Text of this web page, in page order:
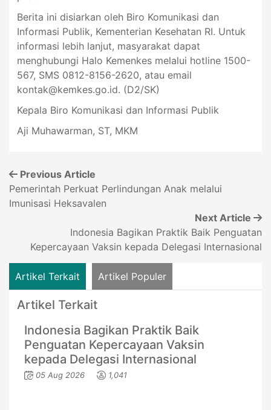
Berita ini disiarkan oleh Biro Komunikasi dan
Informasi Publik, Kementerian Kesehatan RI. Untuk
informasi lebih lanjut, masyarakat dapat
menghubungi Halo Kemenkes melalui hotline 1500-
567, SMS 0812-8156-2620, atau email
kontak@kemkes.go.id. (D2/SK)
Kepala Biro Komunikasi dan Informasi Publik
Aji Muhawarman, ST, MKM
Previous Article
Pemerintah Perkuat Perlindungan Anak melalui
Imunisasi Heksavalen
Next Article
Indonesia Bagikan Praktik Baik Penguatan
Kepercayaan Vaksin kepada Delegasi Internasional
Artikel Terkait Artikel Populer
Artikel Terkait
Indonesia Bagikan Praktik Baik
Penguatan Kepercayaan Vaksin
kepada Delegasi Internasional
05 Aug 2026 1,041